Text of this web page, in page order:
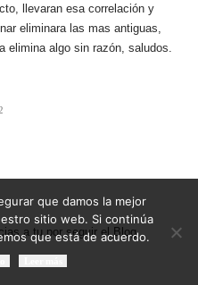
llevaran esa correlación y
eliminara las mas antiguas,
elimina algo sin razón, saludos.
a tu por seguir el Blog
que damos la mejor
sitio web. Si continúa
que está de acuerdo.